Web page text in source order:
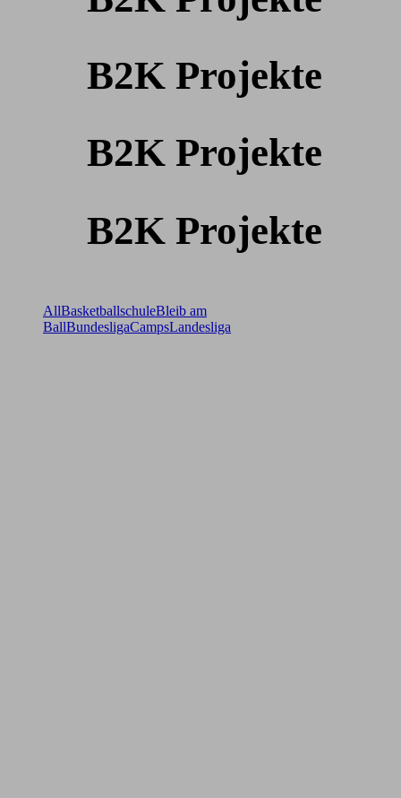
B2K Projekte
B2K Projekte
B2K Projekte
AllBasketballschuleBleib am
BallBundesligaCampsLandesliga